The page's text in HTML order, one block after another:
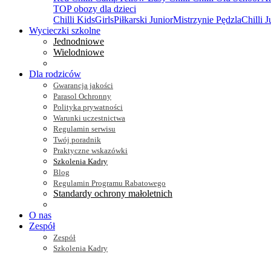
TOP obozy dla dzieci
Chilli KidsGirlsPiłkarski JuniorMistrzynie PędzlaChilli
Wycieczki szkolne
Jednodniowe
Wielodniowe
Dla rodziców
Gwarancja jakości
Parasol Ochronny
Polityka prywatności
Warunki uczestnictwa
Regulamin serwisu
Twój poradnik
Praktyczne wskazówki
Szkolenia Kadry
Blog
Regulamin Programu Rabatowego
Standardy ochrony małoletnich
O nas
Zespół
Zespół
Szkolenia Kadry